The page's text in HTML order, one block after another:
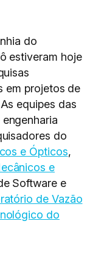
do
estiveram hoje
em projetos de
equipes das
do
e Ópticos,
e
Software e
de Vazão
do